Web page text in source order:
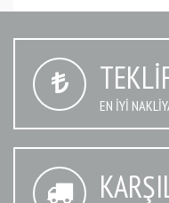
EN IYI